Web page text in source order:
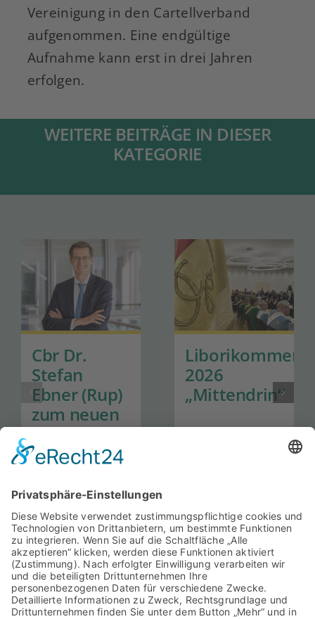
Vereinigung in den Cartellverband
aufgenommen. Eine endgültige
Aufnahme kann erst in drei Jahren
erfolgen.
WEITERE BEITRÄGE IN DIESER
KATEGORIE
Cbr Dr.
Stefan
Ebner (Rup)
zum neuen
Generalsekretär
der Hanns-
Stiftung
ernannt
Liborikommers
2026
„Mittendrin“